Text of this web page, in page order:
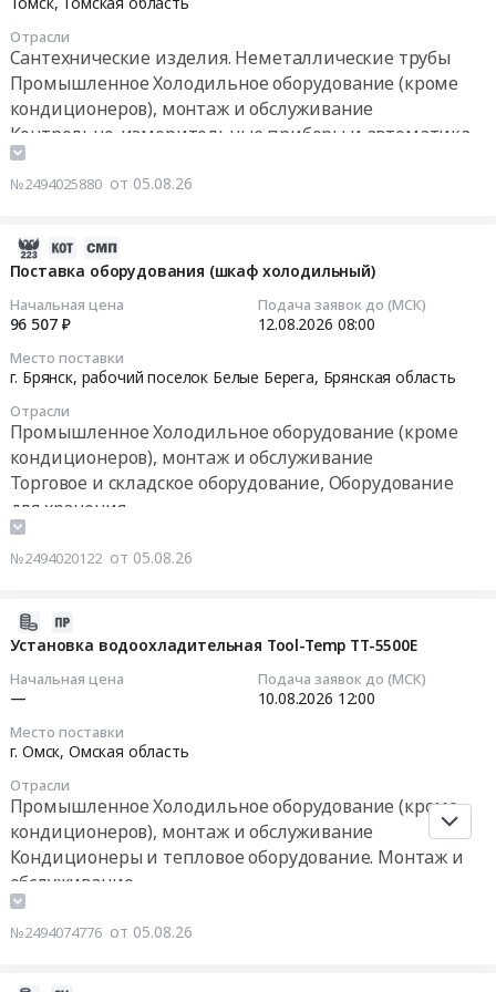
18/-25
Отрасли
Сантехнические изделия. Неметаллические трубы
Промышленное Холодильное оборудование (кроме
кондиционеров), монтаж и обслуживание
Контрольно-измерительные приборы и автоматика,
монтаж и обслуживание
Резинотехнические изделия
обслуживание
№2494025880 от 05.08.26
Поставка оборудования (шкаф холодильный)
Начальная цена
96 507 ₽
Подача заявок до (МСК)
12.08.2026 08:00
Место поставки
г. Брянск, рабочий поселок Белые Берега, Брянская область
Отрасли
Промышленное Холодильное оборудование (кроме
кондиционеров), монтаж и обслуживание
Торговое и складское оборудование, Оборудование
для хранения
№2494020122 от 05.08.26
Установка водоохладительная Tool-Temp TT-5500E
Начальная цена
—
Подача заявок до (МСК)
10.08.2026 12:00
Место поставки
г. Омск, Омская область
Отрасли
Промышленное Холодильное оборудование (кроме
кондиционеров), монтаж и обслуживание
Кондиционеры и тепловое оборудование. Монтаж и
обслуживание
№2494074776 от 05.08.26